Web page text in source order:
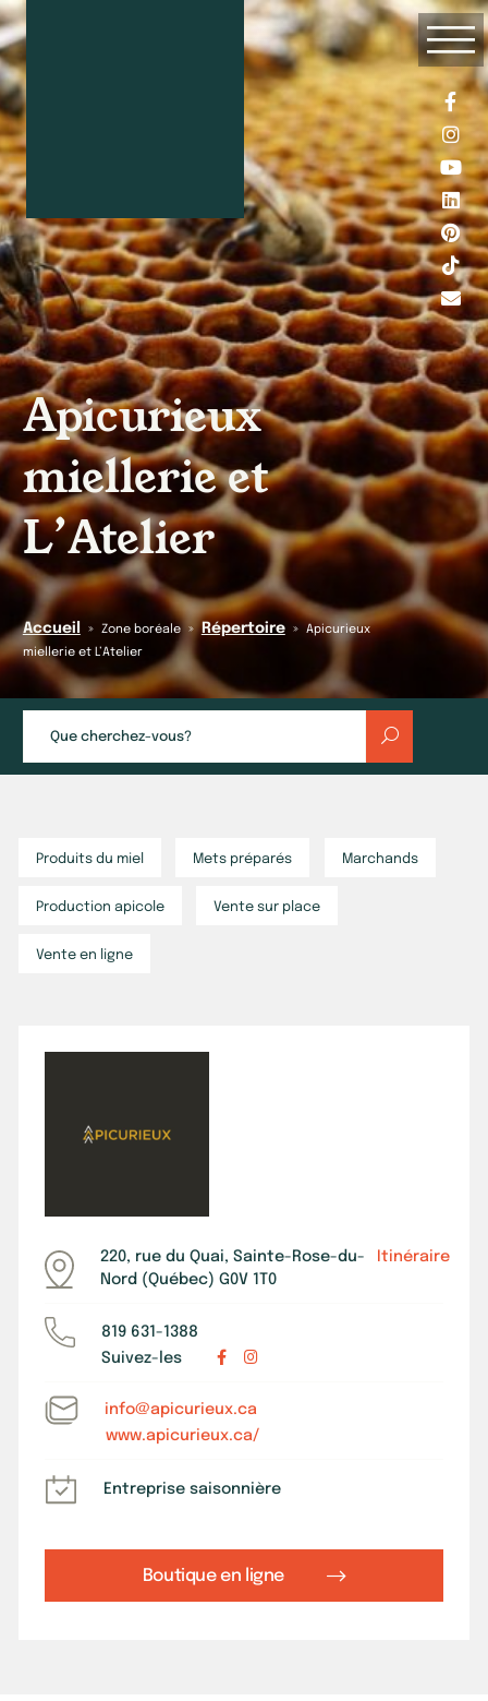
Apicurieux
miellerie et
L’Atelier
Accueil » Zone boréale » Répertoire » Apicurieux
miellerie et L’Atelier
Produits du miel Mets préparés Marchands
Production apicole Vente sur place
Vente en ligne
220, rue du Quai, Sainte-Rose-du-
Nord (Québec) G0V 1T0
Itinéraire
819 631-1388
Suivez-les
info@apicurieux.ca
www.apicurieux.ca/
Entreprise saisonnière
Boutique en ligne